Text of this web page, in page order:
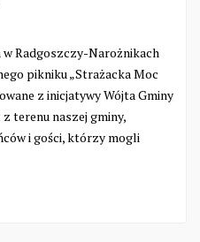
Radgoszczy-Narożnikach
pikniku „Strażacka Moc
z inicjatywy Wójta Gminy
terenu naszej gminy,
i gości, którzy mogli